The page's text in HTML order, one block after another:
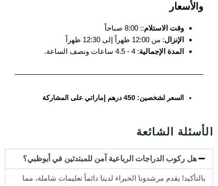
والأسعار
وقت الاستلام:: 8:00 صباحاً
الإنزال: من 12:00 ظهراً إلى 12:30 ظهراً
المدة الإجمالية: 4 - 4.5 ساعات ونصف الساعة.
السعر لشخصين: 450 درهم إماراتي على المشاركة
الأسئلة الشائعة
هل ركوب الدراجات الرباعية آمن للمبتدئين في أبوظبي؟
بالتأكيد! يقدم مرشدونا الخبراء لدينا دائماً تعليمات شاملة، مما